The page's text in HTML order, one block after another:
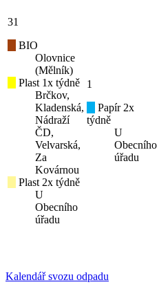
31
BIO
Olovnice
(Mělník)
Plast 1x týdně
Brčkov,
Kladenská,
Nádraží
ČD,
Velvarská,
Za
Kovárnou
Plast 2x týdně
U
Obecního
úřadu
1
Papír 2x
týdně
U
Obecního
úřadu
Kalendář svozu odpadu